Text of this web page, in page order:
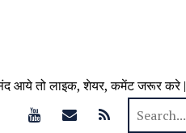
पसंद आये तो लाइक, शेयर, कमेंट जरूर करे |